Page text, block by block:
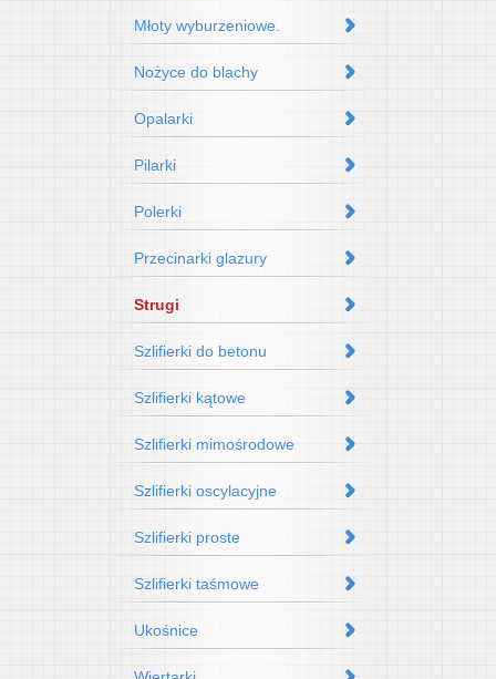
Młoty wyburzeniowe.
Nożyce do blachy
Opalarki
Pilarki
Polerki
Przecinarki glazury
Strugi
Szlifierki do betonu
Szlifierki kątowe
Szlifierki mimośrodowe
Szlifierki oscylacyjne
Szlifierki proste
Szlifierki taśmowe
Ukośnice